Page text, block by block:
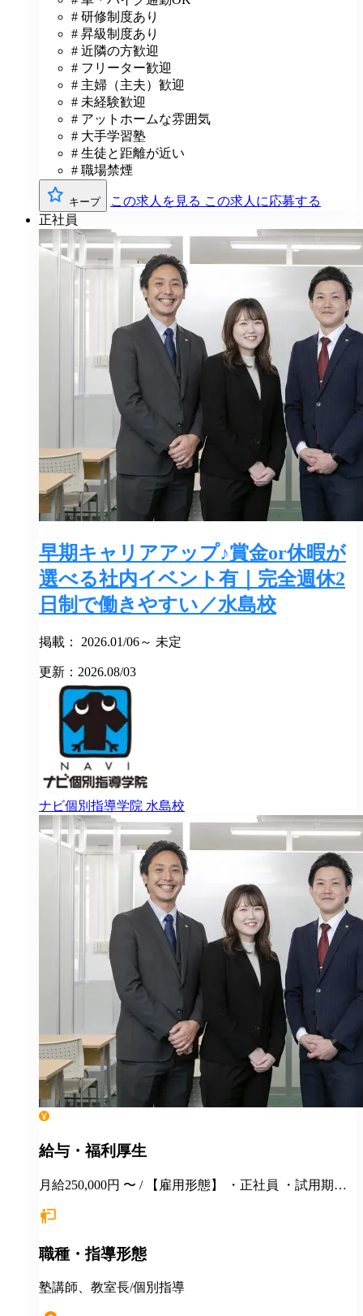
# 研修制度あり
# 昇級制度あり
# 近隣の方歓迎
# フリーター歓迎
# 主婦（主夫）歓迎
# 未経験歓迎
# アットホームな雰囲気
# 大手学習塾
# 生徒と距離が近い
# 職場禁煙
キープ この求人を見る この求人に応募する
正社員
早期キャリアアップ♪賞金or休暇が
選べる社内イベント有｜完全週休2
日制で働きやすい／水島校
掲載： 2026.01/06～ 未定
更新：2026.08/03
ナビ個別指導学院 水島校
給与・福利厚生
月給250,000円 〜 / 【雇用形態】 ・正社員 ・試用期間6
経験・年齢等を考慮し、決定いたします。面接時にぜ
400万円（賞与、各種手当込み） ※上記は固定残業代
は、給与規定に基づき計算。 ※固定残業代は残業がな
職種・指導形態
塾講師、教室長/個別指導